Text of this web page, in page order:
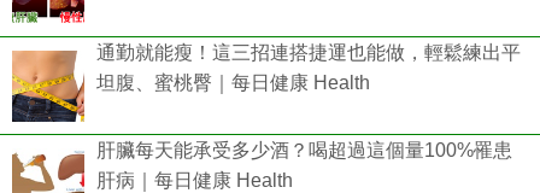
通勤就能瘦！這三招連搭捷運也能做，輕鬆練出平
坦腹、蜜桃臀｜每日健康 Health
肝臟每天能承受多少酒？喝超過這個量100%罹患
肝病｜每日健康 Health